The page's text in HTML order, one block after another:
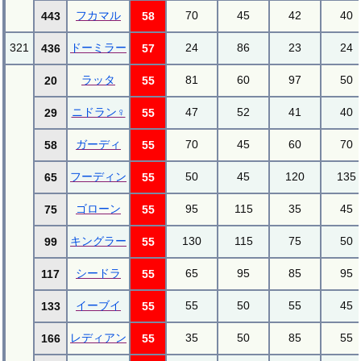
443 フカマル 58 70 45 42 40
321 436 ドーミラー 57 24 86 23 24
20 ラッタ 55 81 60 97 50
29 ニドラン♀ 55 47 52 41 40
58 ガーディ 55 70 45 60 70
65 フーディン 55 50 45 120 135
75 ゴローン 55 95 115 35 45
99 キングラー 55 130 115 75 50
117 シードラ 55 65 95 85 95
133 イーブイ 55 55 50 55 45
166 レディアン 55 35 50 85 55